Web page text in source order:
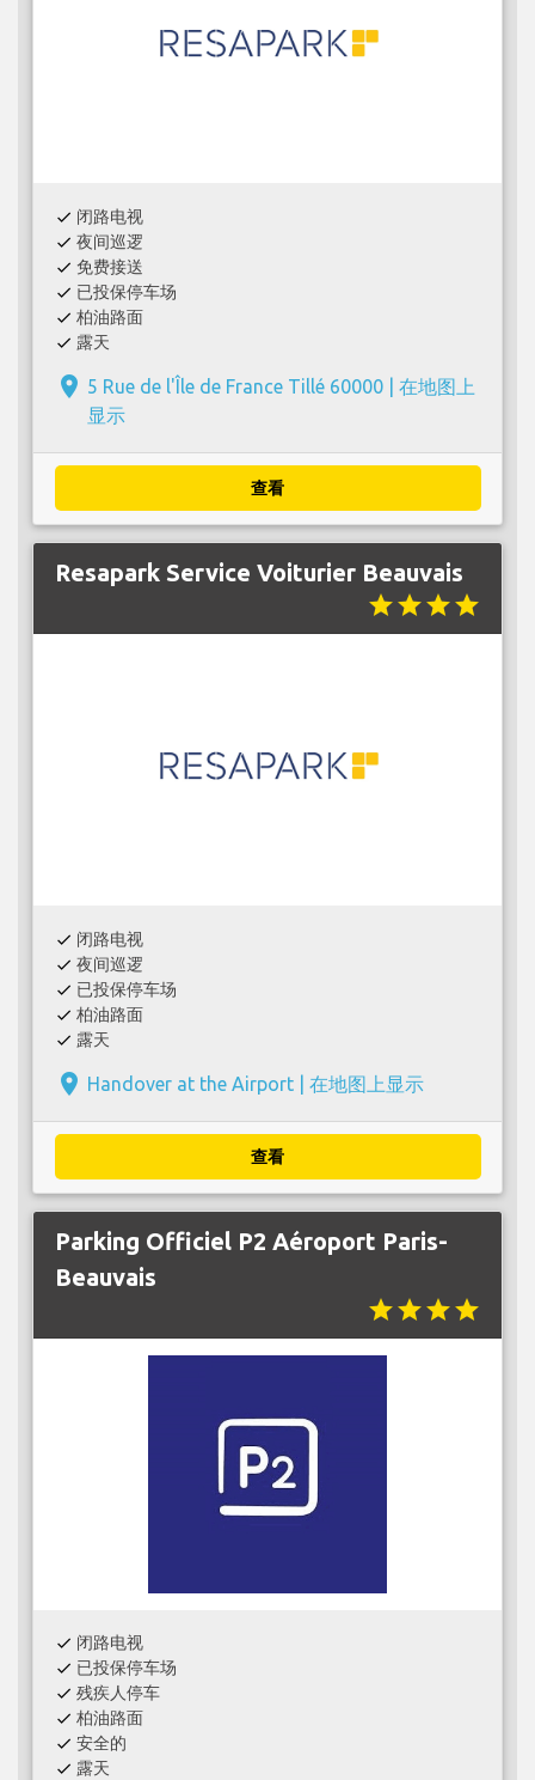
check 闭路电视
check 夜间巡逻
check 免费接送
check 已投保停车场
check 柏油路面
check 露天
place 5 Rue de l'Île de France Tillé 60000 | 在地图上
显示
查看
Resapark Service Voiturier Beauvais
starstarstarstar
check 闭路电视
check 夜间巡逻
check 已投保停车场
check 柏油路面
check 露天
place Handover at the Airport | 在地图上显示
查看
Parking Officiel P2 Aéroport Paris-
Beauvais
starstarstarstar
check 闭路电视
check 已投保停车场
check 残疾人停车
check 柏油路面
check 安全的
check 露天